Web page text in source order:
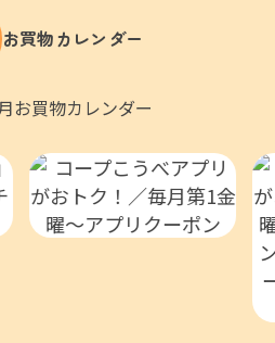
お買物カレンダー